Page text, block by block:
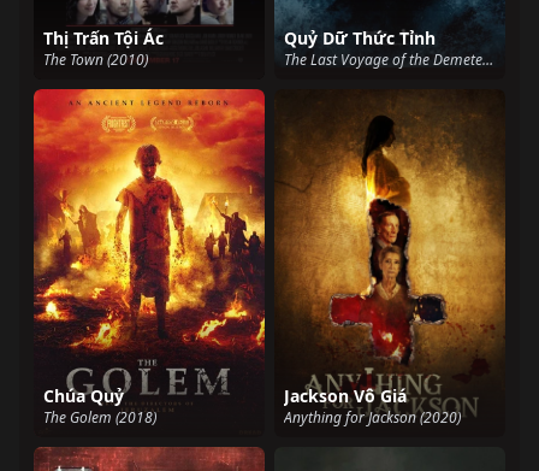
Thị Trấn Tội Ác
The Town (2010)
Quỷ Dữ Thức Tỉnh
The Last Voyage of the Demeter (2023)
Chúa Quỷ
The Golem (2018)
Jackson Vô Giá
Anything for Jackson (2020)